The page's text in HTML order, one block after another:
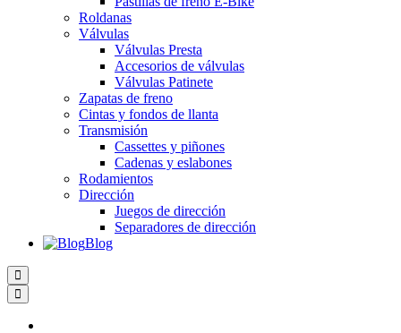
Roldanas
Válvulas
Válvulas Presta
Accesorios de válvulas
Válvulas Patinete
Zapatas de freno
Cintas y fondos de llanta
Transmisión
Cassettes y piñones
Cadenas y eslabones
Rodamientos
Dirección
Juegos de dirección
Separadores de dirección
Blog